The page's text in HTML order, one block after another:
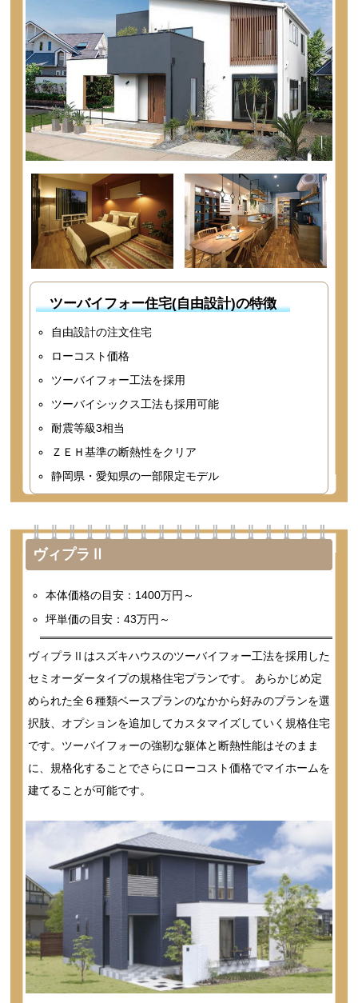
ツーバイフォー住宅(自由設計)の特徴
自由設計の注文住宅
ローコスト価格
ツーバイフォー工法を採用
ツーバイシックス工法も採用可能
耐震等級3相当
ＺＥＨ基準の断熱性をクリア
静岡県・愛知県の一部限定モデル
ヴィプラⅡ
本体価格の目安：1400万円～
坪単価の目安：43万円～
ヴィプラⅡはスズキハウスのツーバイフォー工法を採用した
セミオーダータイプの規格住宅プランです。 あらかじめ定
められた全６種類ベースプランのなかから好みのプランを選
択肢、オプションを追加してカスタマイズしていく規格住宅
です。ツーバイフォーの強靭な躯体と断熱性能はそのまま
に、規格化することでさらにローコスト価格でマイホームを
建てることが可能です。